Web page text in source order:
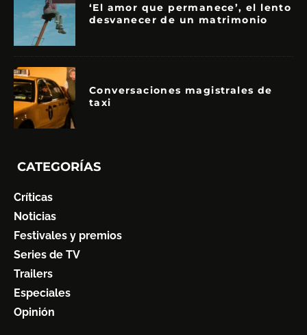
‘El amor que permanece’, el lento
desvanecer de un matrimonio
Conversaciones magistrales de
taxi
CATEGORÍAS
Críticas
Noticias
Festivales y premios
Series de TV
Trailers
Especiales
Opinión